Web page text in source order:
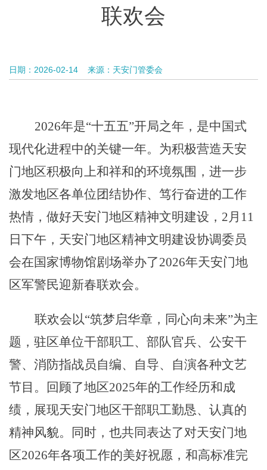
联欢会
日期：2026-02-14 来源：天安门管委会
2026年是“十五五”开局之年，是中国式
现代化进程中的关键一年。 为积极营造天安
门地区积极向上和祥和的环境氛围 ，进一步
激发地区各单位团结协作、笃行奋进的工作
热情，做好天安门地区精神文明建设， 2月11
日下午，天安门地区精神文明建设协调委员
会在国家博物馆剧场举办了2026年天安门地
区军警民迎新春联欢会。
联欢会以“筑梦启华章，同心向未来”为主
题， 驻区单位干部职工、 部队官兵、 公安干
警、消防指战员 自编、自导、自演各种文艺
节目。
回顾了地区2025年的工作经历和成
绩，展现天安门地区干部职工勤恳、认真的
精神风貌。同时，也共同表达了对天安门地
区2026年各项工作的美好祝愿，和高标准完